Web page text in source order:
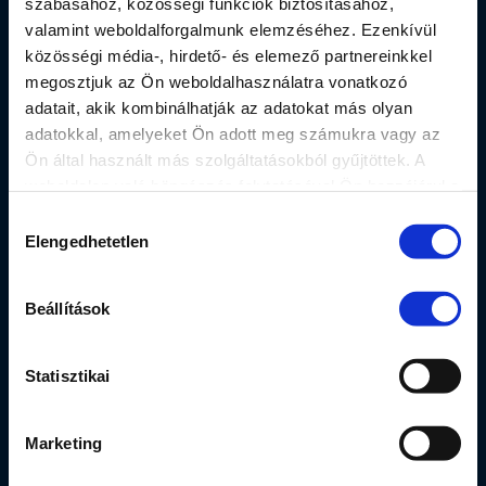
valamint weboldalforgalmunk elemzéséhez. Ezenkívül
közösségi média-, hirdető- és elemező partnereinkkel
megosztjuk az Ön weboldalhasználatra vonatkozó
adatait, akik kombinálhatják az adatokat más olyan
adatokkal, amelyeket Ön adott meg számukra vagy az
Ön által használt más szolgáltatásokból gyűjtöttek. A
információ: https://www.suzuki.hu/corporate/hu/tartalom/
kiválasztása
Elengedhetetlen
Beállítások
Statisztikai
Marketing
8.
nem is játszom el, hogy KRESZ-oktató